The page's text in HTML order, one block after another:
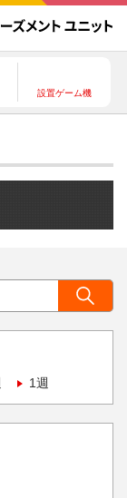
設置ゲーム機
1週